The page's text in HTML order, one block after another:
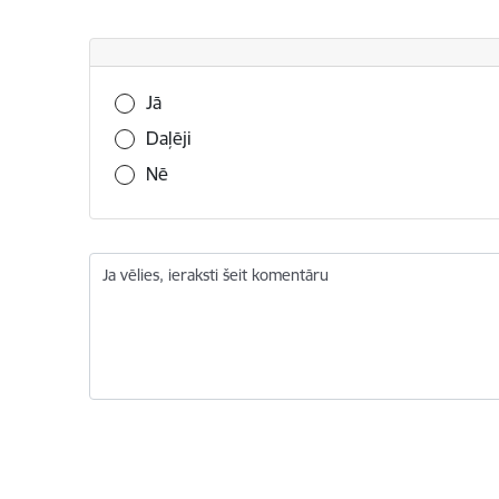
Vai šī informācija bija noderīga?
Jā
Daļēji
Nē
Ja vēlies, ieraksti šeit komentāru